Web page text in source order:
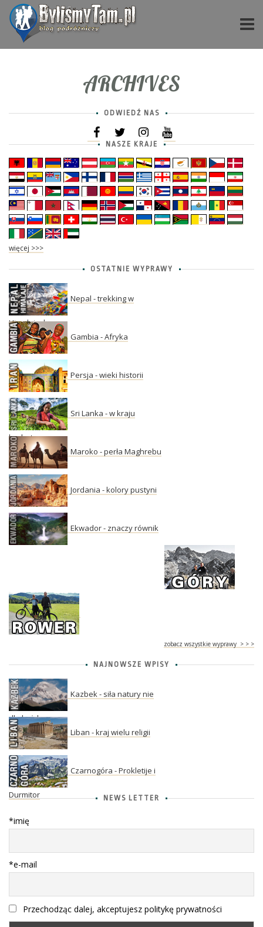
ARCHIVES
ODWIEDŹ NAS
NASZE KRAJE
więcej >>>
OSTATNIE WYPRAWY
Nepal - trekking w
Himalajach
Gambia - Afryka
Persja - wieki historii
Sri Lanka - w kraju
herbaty
Maroko - perła Maghrebu
Jordania - kolory pustyni
Ekwador - znaczy równik
zobacz wszystkie wyprawy > > >
NAJNOWSZE WPISY
Kazbek - siła natury nie
dla każdego
Liban - kraj wielu religii
Czarnogóra - Prokletije i
Durmitor NEWS LETTER
*imię
*e-mail
Przechodząc dalej, akceptujesz politykę prywatności